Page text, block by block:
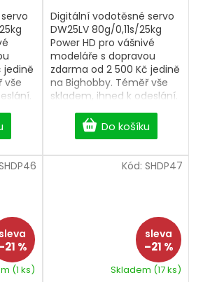
jedině
vše
Do košíku
Digitální vodotěsné servo
DW25LV 80g/0,11s/25kg
Power HD pro vášnivé
modeláře s dopravou
zdarma od 2 500 Kč jedině
na Bighobby. Téměř vše
skladem, ihned k odeslání.
%
(1 ks)
–21 %
Skladem (17 ks)
Kód: SHDP47